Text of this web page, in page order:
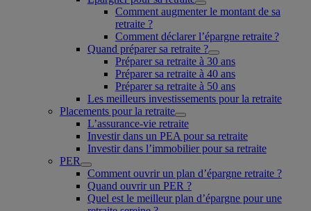
Comment augmenter le montant de sa
retraite ?
Comment déclarer l’épargne retraite ?
Quand préparer sa retraite ?
Préparer sa retraite à 30 ans
Préparer sa retraite à 40 ans
Préparer sa retraite à 50 ans
Les meilleurs investissements pour la retraite
Placements pour la retraite
L’assurance-vie retraite
Investir dans un PEA pour sa retraite
Investir dans l’immobilier pour sa retraite
PER
Comment ouvrir un plan d’épargne retraite ?
Quand ouvrir un PER ?
Quel est le meilleur plan d’épargne pour une